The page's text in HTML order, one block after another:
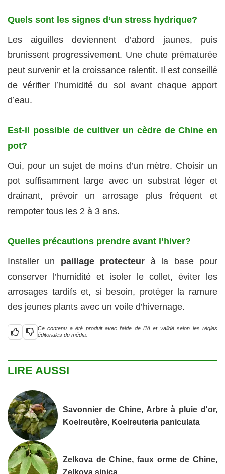
Quels sont les signes d’un stress hydrique?
Les aiguilles deviennent d’abord jaunes, puis
brunissent progressivement. Une chute prématurée
peut survenir et la croissance ralentit. Il est conseillé
de vérifier l’humidité du sol avant chaque apport
d’eau.
Est-il possible de cultiver un cèdre de Chine en
pot?
Oui, pour un sujet de moins d’un mètre. Choisir un
pot suffisamment large avec un substrat léger et
drainant, prévoir un arrosage plus fréquent et
rempoter tous les 2 à 3 ans.
Quelles précautions prendre avant l’hiver?
Installer un paillage protecteur à la base pour
conserver l’humidité et isoler le collet, éviter les
arrosages tardifs et, si besoin, protéger la ramure
des jeunes plants avec un voile d’hivernage.
Ce contenu a été produit avec l’aide de l’IA et validé selon les règles
éditoriales du média.
LIRE AUSSI
Savonnier de Chine, Arbre à pluie d'or,
Koelreutère, Koelreuteria paniculata
Zelkova de Chine, faux orme de Chine,
Zelkova sinica